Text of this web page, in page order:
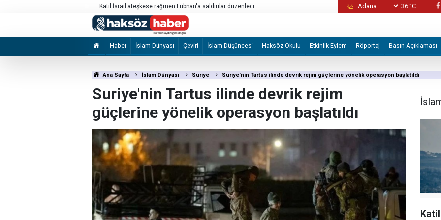
Katil İsrail ateşkese rağmen Lübnan'a saldırılar düzenledi Mekke Ortak Savunma Anlaşması: Siyasi
36 °C
Haber İslam Dünyası Çeviri İslam Düşüncesi Haksöz Okulu Etkinlik-Eylem Röportaj Basın Açıklaması
Ana Sayfa İslam Dünyası Suriye Suriye'nin Tartus ilinde devrik rejim güçlerine yönelik operasyon başlatıldı
Suriye'nin Tartus ilinde devrik rejim
güçlerine yönelik operasyon başlatıldı